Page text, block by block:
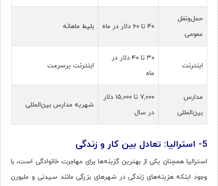
حمل‌ونقل
عمومی
۴۰ تا ۶۰ دلار در ماه بلیط ماهانه
اینترنت
۳۰ تا ۴۰ دلار در
ماه
اینترنت پرسرعت
مدارس
بین‌المللی
۷,۰۰۰ تا ۱۵,۰۰۰ دلار
در سال
شهریه مدارس بین‌المللی
5- استرالیا: تعادل بین کار و زندگی
استرالیا همچنان یکی از بهترین گزینه‌ها برای مهاجرت خانوادگی است، با
وجود اینکه هزینه‌های زندگی در شهرهای بزرگی مانند سیدنی و ملبورن